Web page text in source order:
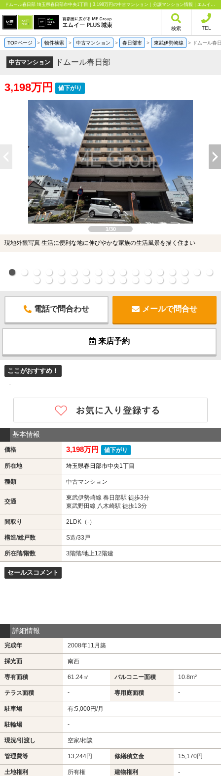
ドムール春日部 埼玉県春日部市中央1丁目｜3,198万円の中古マンション｜分譲マンション情報｜エムイーPLUS城東株式会社
検索 TEL
TOPページ > 物件検索 > 中古マンション > 春日部市 > 東武伊勢崎線 > ドムール春
中古マンション ドムール春日部
3,198万円 値下がり
1/30
現地外観写真 生活に便利な地に伸びやかな家族の生活風景を描く住まい
電話で問合わせ メールで問合せ
来店予約
ここがおすすめ！
-
基本情報
価格 3,198万円 値下がり
所在地 埼玉県春日部市中央1丁目
種類 中古マンション
交通
東武伊勢崎線 春日部駅 徒歩3分
東武野田線 八木崎駅 徒歩13分
間取り 2LDK（-）
構造/総戸数 S造/33戸
所在階/階数 3階階/地上12階建
セールスコメント
詳細情報
完成年 2008年11月築
採光面 南西
専有面積 61.24㎡ バルコニー面積 10.8m²
テラス面積 - 専用庭面積 -
駐車場 有:5,000円/月
駐輪場 -
現況/引渡し 空家/相談
管理費等 13,244円 修繕積立金 15,170円
土地権利 所有権 建物権利 -